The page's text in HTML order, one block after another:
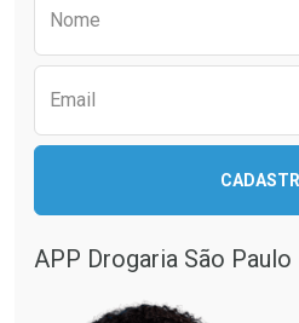
Comprar sem Desconto
Comprar sem Desconto
Nome
Email
APP Drogaria São Paulo